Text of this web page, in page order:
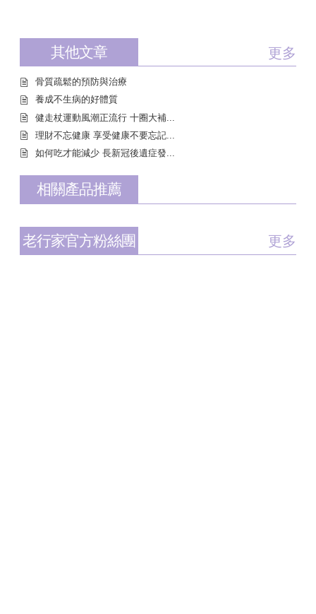
其他文章 更多
骨質疏鬆的預防與治療
養成不生病的好體質
健走杖運動風潮正流行 十圈大補...
理財不忘健康 享受健康不要忘記...
如何吃才能減少 長新冠後遺症發...
相關產品推薦
老行家官方粉絲團 更多